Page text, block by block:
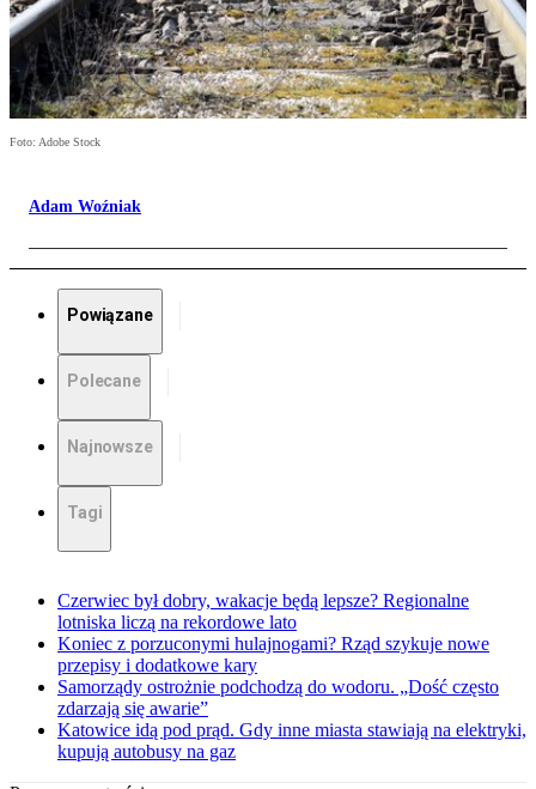
Foto: Adobe Stock
Adam Woźniak
Powiązane
Polecane
Najnowsze
Tagi
Czerwiec był dobry, wakacje będą lepsze? Regionalne
lotniska liczą na rekordowe lato
Koniec z porzuconymi hulajnogami? Rząd szykuje nowe
przepisy i dodatkowe kary
Samorządy ostrożnie podchodzą do wodoru. „Dość często
zdarzają się awarie”
Katowice idą pod prąd. Gdy inne miasta stawiają na elektryki,
kupują autobusy na gaz